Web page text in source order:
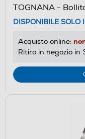
TOGNANA -
DISPONIBILE SOLO
Acquisto online:
Ritiro in negozio in